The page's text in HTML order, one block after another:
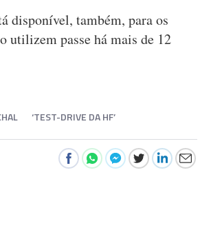
disponível, também, para os
utilizem passe há mais de 12
‘TEST-DRIVE DA HF’